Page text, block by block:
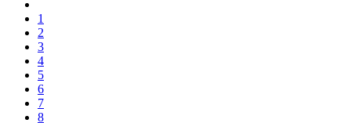
1
2
3
4
5
6
7
8